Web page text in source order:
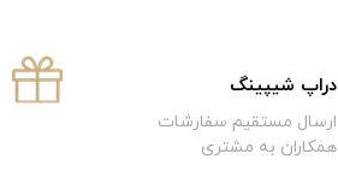
دراپ شیپینگ
ارسال مستقیم سفارشات
همکاران به مشتری